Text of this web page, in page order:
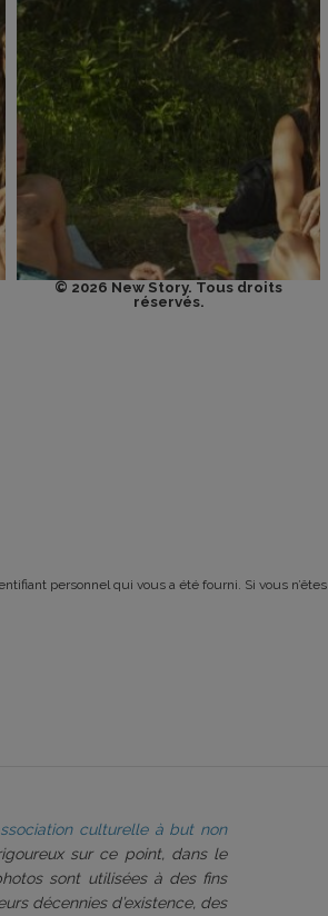
© 2026 New Story. Tous droits
réservés.
personnel qui vous a été fourni. Si vous n’êtes
culturelle à but non
sur ce point, dans le
sont utilisées à des fins
décennies d’existence, des